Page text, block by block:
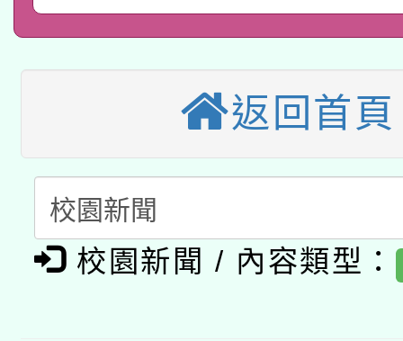
招甄選結果公告(無人
本館辦理115年度閱讀
暨閱讀推動專業研習
科技賦能─人工智慧
礎課程
A3數位素養講師名單
「數位內容與教學軟體
pilot」
有關大陸委員會函釋公
返回首頁
校園新聞 / 內容類型：